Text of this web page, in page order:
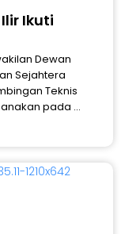
Ikuti
Dewan
Sejahtera
Teknis
pada ...